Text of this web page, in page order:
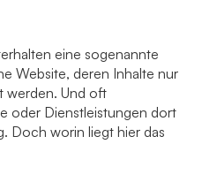
eine sogenannte
Website, deren Inhalte nur
werden. Und oft
oder Dienstleistungen dort
Doch worin liegt hier das